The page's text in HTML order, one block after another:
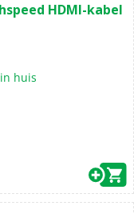
HDMI-kabel
huis